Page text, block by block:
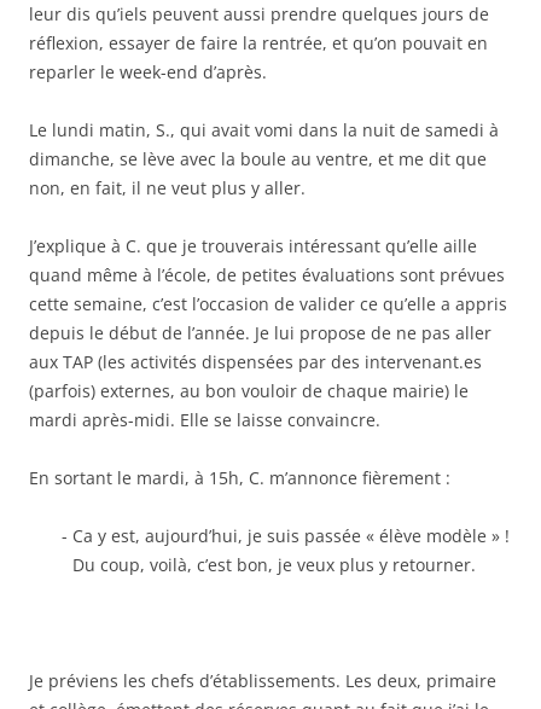
leur dis qu’iels peuvent aussi prendre quelques jours de
réflexion, essayer de faire la rentrée, et qu’on pouvait en
reparler le week-end d’après.
Le lundi matin, S., qui avait vomi dans la nuit de samedi à
dimanche, se lève avec la boule au ventre, et me dit que
non, en fait, il ne veut plus y aller.
J’explique à C. que je trouverais intéressant qu’elle aille
quand même à l’école, de petites évaluations sont prévues
cette semaine, c’est l’occasion de valider ce qu’elle a appris
depuis le début de l’année. Je lui propose de ne pas aller
aux TAP (les activités dispensées par des intervenant.es
(parfois) externes, au bon vouloir de chaque mairie) le
mardi après-midi. Elle se laisse convaincre.
En sortant le mardi, à 15h, C. m’annonce fièrement :
Ca y est, aujourd’hui, je suis passée « élève modèle » !
Du coup, voilà, c’est bon, je veux plus y retourner.
Je préviens les chefs d’établissements. Les deux, primaire